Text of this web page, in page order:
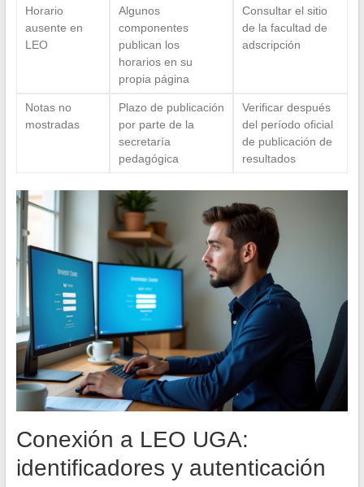
Horario
ausente en
LEO
Algunos
componentes
publican los
horarios en su
propia página
Consultar el sitio
de la facultad de
adscripción
Notas no
mostradas
Plazo de publicación
por parte de la
secretaría
pedagógica
Verificar después
del período oficial
de publicación de
resultados
Conexión a LEO UGA:
identificadores y autenticación